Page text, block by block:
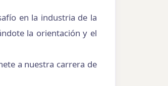
en la industria de la
la orientación y el
a nuestra carrera de